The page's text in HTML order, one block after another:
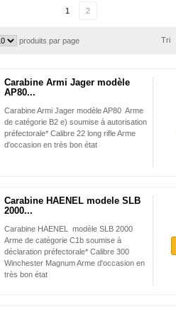
1 2
Tri
produits par page
Carabine Armi Jager modèle
AP80...
Carabine Armi Jager modèle AP80 Arme
de catégorie B2 e) soumise à autorisation
préfectorale* Calibre 22 long rifle Arme
d'occasion en très bon état
Carabine HAENEL modele SLB
2000...
Carabine HAENEL modèle SLB 2000
Arme de catégorie C1b soumise à
déclaration préfectorale* Calibre 300
Winchester Magnum Arme d'occasion en
très bon état